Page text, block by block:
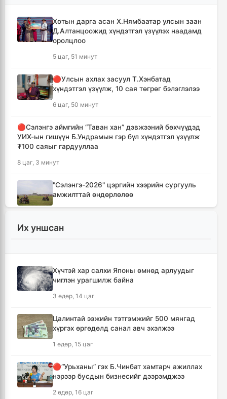
Хотын дарга асан Х.Нямбаатар улсын заан
Д.Алтанцоожид хүндэтгэл үзүүлэх наадамд
оролцлоо
5 цаг, 51 минут
🔴Улсын ахлах засуул Т.Хэнбатад
хүндэтгэл үзүүлж, 10 сая төгрөг бэлэглэлээ
6 цаг, 50 минут
🔴Сэлэнгэ аймгийн “Таван хан” дэвжээний бөхчүүдэд
УИХ-ын гишүүн Б.Ундрамын гэр бүл хүндэтгэл үзүүлж
₮100 саяыг гардууллаа
8 цаг, 3 минут
"Сэлэнгэ-2026" цэргийн хээрийн сургууль
амжилттай өндөрлөлөө
Хотын захын хорооллуудад бизнес
10 цаг, 7 минут
түрүүлсэн бөхийг 20 сая төгрөгөөр байлна
13 цаг, 3 минут
нөөцийг 60 хоногт хүргэж, үнийн өсөлтийн
14 цаг, 39 минут
"Дельфин" хар салхи Японы өмнөд
Их уншсан
Хүчтэй хар салхи Японы өмнөд арлуудыг
чиглэн урагшилж байна
3 өдөр, 14 цаг
Цалинтай ээжийн тэтгэмжийг 500 мянгад
хүргэх өргөдөлд санал авч эхэлжээ
1 өдөр, 15 цаг
🔴“Урьханы” гэх Б.Чинбат хамтарч ажиллах
нэрээр бусдын бизнесийг дээрэмджээ
2 өдөр, 16 цаг